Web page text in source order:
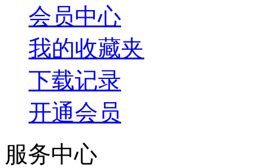
会员中心
我的收藏夹
下载记录
开通会员
服务中心